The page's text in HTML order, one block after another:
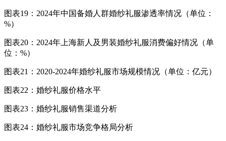
图表19：2024年中国备婚人群婚纱礼服渗透率情况（单位：
%）
图表20：2024年上海新人及男装婚纱礼服消费偏好情况（单
位：%）
图表21：2020-2024年婚纱礼服市场规模情况（单位：亿元）
图表22：婚纱礼服价格水平
图表23：婚纱礼服销售渠道分析
图表24：婚纱礼服市场竞争格局分析